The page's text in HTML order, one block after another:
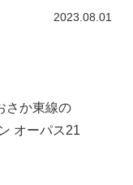
2023.08.01
さか東線の
オーパス21